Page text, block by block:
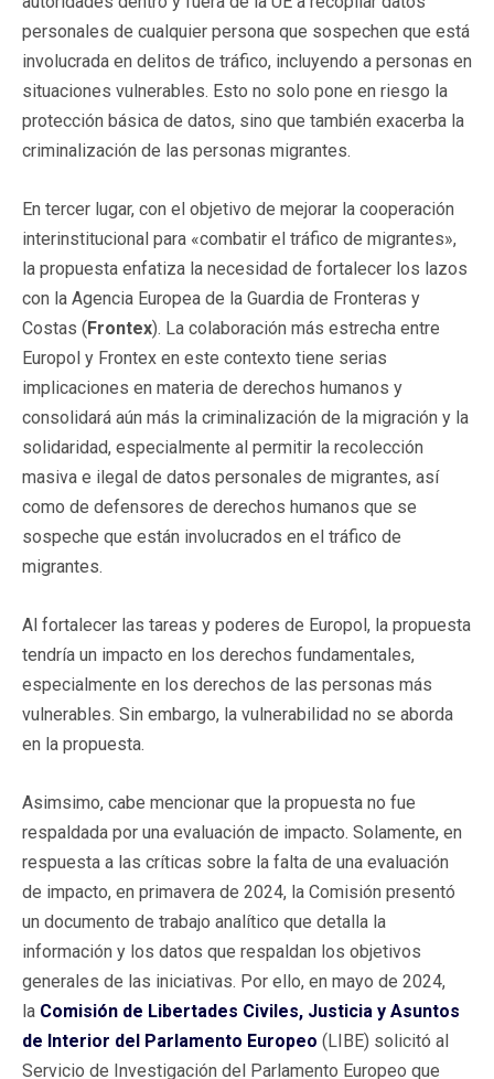
personales de cualquier persona que sospechen que está
involucrada en delitos de tráfico, incluyendo a personas en
situaciones vulnerables. Esto no solo pone en riesgo la
protección básica de datos, sino que también exacerba la
criminalización de las personas migrantes.
En tercer lugar, con el objetivo de mejorar la cooperación
interinstitucional para «combatir el tráfico de migrantes»,
la propuesta enfatiza la necesidad de fortalecer los lazos
con la Agencia Europea de la Guardia de Fronteras y
Costas (Frontex). La colaboración más estrecha entre
Europol y Frontex en este contexto tiene serias
implicaciones en materia de derechos humanos y
consolidará aún más la criminalización de la migración y la
solidaridad, especialmente al permitir la recolección
masiva e ilegal de datos personales de migrantes, así
como de defensores de derechos humanos que se
sospeche que están involucrados en el tráfico de
migrantes.
Al fortalecer las tareas y poderes de Europol, la propuesta
tendría un impacto en los derechos fundamentales,
especialmente en los derechos de las personas más
vulnerables. Sin embargo, la vulnerabilidad no se aborda
en la propuesta.
Asimsimo, cabe mencionar que la propuesta no fue
respaldada por una evaluación de impacto. Solamente, en
respuesta a las críticas sobre la falta de una evaluación
de impacto, en primavera de 2024, la Comisión presentó
un documento de trabajo analítico que detalla la
información y los datos que respaldan los objetivos
generales de las iniciativas. Por ello, en mayo de 2024,
la Comisión de Libertades Civiles, Justicia y Asuntos
de Interior del Parlamento Europeo (LIBE) solicitó al
Servicio de Investigación del Parlamento Europeo que